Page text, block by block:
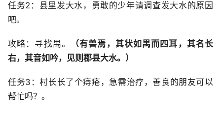
任务2：县里发大水，勇敢的少年请调查发大水的原因
吧。
攻略：寻找禺。
（有兽焉，其状如禺而四耳，其名长
右，其音如吟，见则郡县大水。）
任务3：村长长了个痔疮，急需治疗，善良的朋友可以
帮忙吗？。